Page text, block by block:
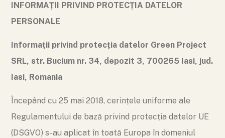
INFORMAȚII PRIVIND PROTECȚIA DATELOR
PERSONALE
Informații privind protecția datelor Green Project
SRL, str. Bucium nr. 34, depozit 3, 700265 Iasi, jud.
Iasi, Romania
Începând cu 25 mai 2018, cerințele uniforme ale
Regulamentului de bază privind protecția datelor UE
(DSGVO) s-au aplicat în toată Europa în domeniul